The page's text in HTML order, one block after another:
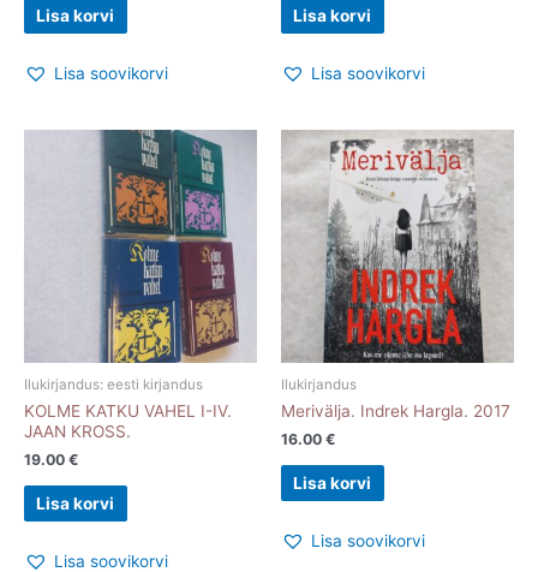
Lisa korvi
Lisa soovikorvi
Lisa korvi
Lisa soovikorvi
Ilukirjandus: eesti kirjandus
KOLME KATKU VAHEL I-IV.
JAAN KROSS.
19.00 €
Lisa korvi
Lisa soovikorvi
Ilukirjandus
Merivälja. Indrek Hargla. 2017
16.00 €
Lisa korvi
Lisa soovikorvi